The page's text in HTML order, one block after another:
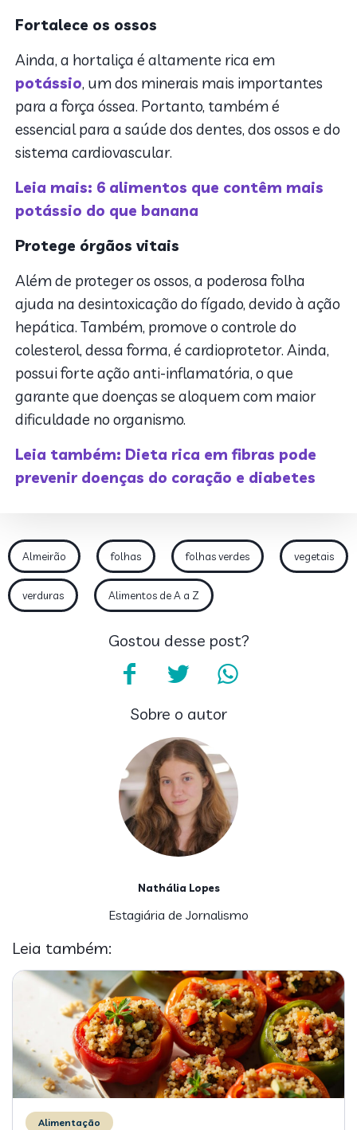
Fortalece os ossos
Ainda, a hortaliça é altamente rica em
potássio, um dos minerais mais importantes
para a força óssea. Portanto, também é
essencial para a saúde dos dentes, dos ossos e do
sistema cardiovascular.
Leia mais: 6 alimentos que contêm mais
potássio do que banana
Protege órgãos vitais
Além de proteger os ossos, a poderosa folha
ajuda na desintoxicação do fígado, devido à ação
hepática. Também, promove o controle do
colesterol, dessa forma, é cardioprotetor. Ainda,
possui forte ação anti-inflamatória, o que
garante que doenças se aloquem com maior
dificuldade no organismo.
Leia também: Dieta rica em fibras pode
prevenir doenças do coração e diabetes
Almeirão folhas folhas verdes vegetais
verduras Alimentos de A a Z
Gostou desse post?
Sobre o autor
Nathália Lopes
Estagiária de Jornalismo
Leia também:
Alimentação